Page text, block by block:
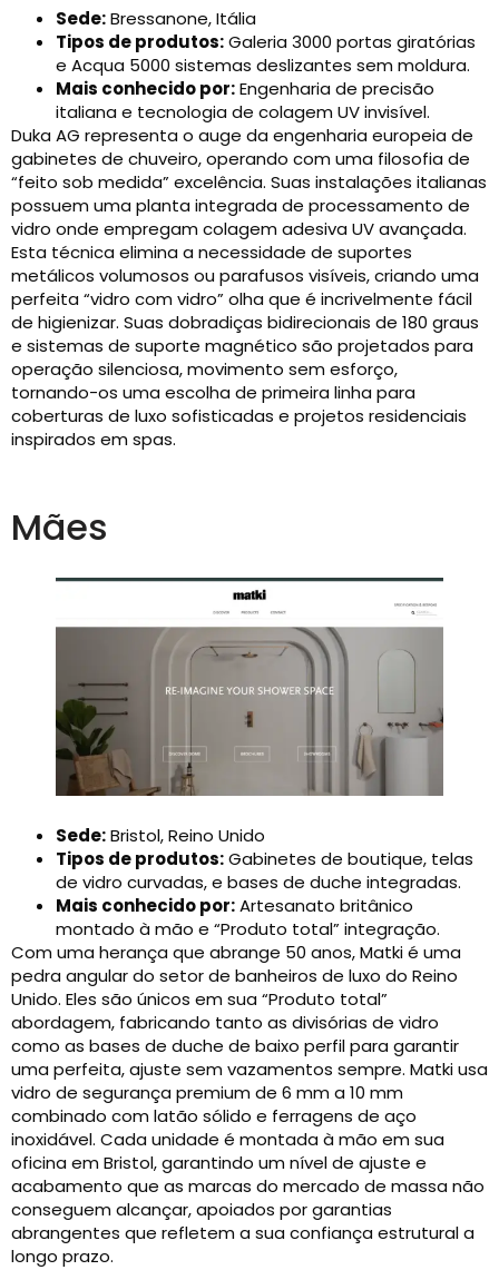
Sede:Bressanone, Itália
Tipos de produtos:Galeria 3000 portas giratórias
e Acqua 5000 sistemas deslizantes sem moldura.
Mais conhecido por:Engenharia de precisão
italiana e tecnologia de colagem UV invisível.
Duka AG representa o auge da engenharia europeia de
gabinetes de chuveiro, operando com uma filosofia de
“feito sob medida” excelência. Suas instalações italianas
possuem uma planta integrada de processamento de
vidro onde empregam colagem adesiva UV avançada.
Esta técnica elimina a necessidade de suportes
metálicos volumosos ou parafusos visíveis, criando uma
perfeita “vidro com vidro” olha que é incrivelmente fácil
de higienizar. Suas dobradiças bidirecionais de 180 graus
e sistemas de suporte magnético são projetados para
operação silenciosa, movimento sem esforço,
tornando-os uma escolha de primeira linha para
coberturas de luxo sofisticadas e projetos residenciais
inspirados em spas.
Mães
Sede:Bristol, Reino Unido
Tipos de produtos:Gabinetes de boutique, telas
de vidro curvadas, e bases de duche integradas.
Mais conhecido por:Artesanato britânico
montado à mão e “Produto total” integração.
Com uma herança que abrange 50 anos, Matki é uma
pedra angular do setor de banheiros de luxo do Reino
Unido. Eles são únicos em sua “Produto total”
abordagem, fabricando tanto as divisórias de vidro
como as bases de duche de baixo perfil para garantir
uma perfeita, ajuste sem vazamentos sempre. Matki usa
vidro de segurança premium de 6 mm a 10 mm
combinado com latão sólido e ferragens de aço
inoxidável. Cada unidade é montada à mão em sua
oficina em Bristol, garantindo um nível de ajuste e
acabamento que as marcas do mercado de massa não
conseguem alcançar, apoiados por garantias
abrangentes que refletem a sua confiança estrutural a
longo prazo.